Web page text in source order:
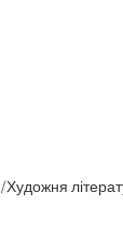
Художня